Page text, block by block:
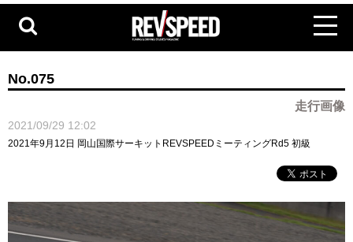
No.075
走行画像
2021/09/29 12:02
2021年9月12日 岡山国際サーキットREVSPEEDミーティングRd5 初級